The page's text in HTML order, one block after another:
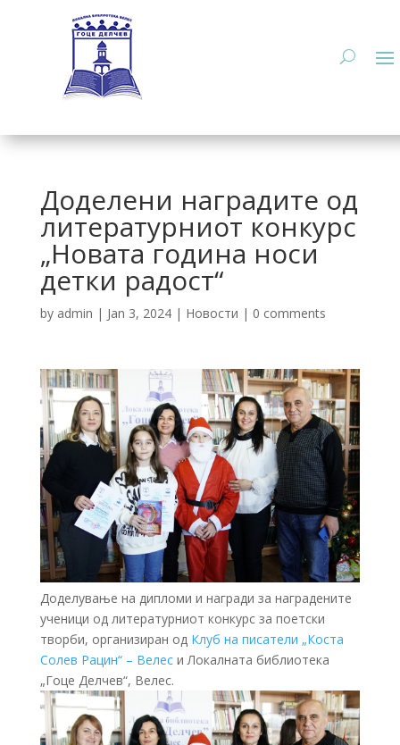
Доделени наградите од
литературниот конкурс
„Новата година носи
детки радост“
by admin | Jan 3, 2024| Новости | 0 comments
Доделување на дипломи и награди за наградените
ученици од литературниот конкурс за поетски
творби, организиран од Клуб на писатели „Коста
Солев Рацин“ – Велеси Локалната библиотека
„Гоце Делчев“, Велес.